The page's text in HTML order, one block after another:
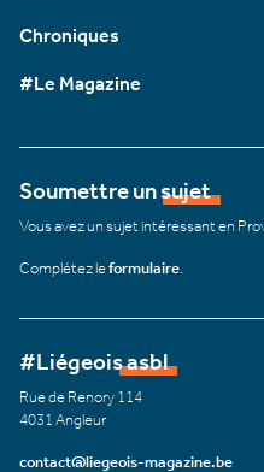
Chroniques
#Le Magazine
Soumettre un sujet
Vous avez un sujet intéressant en
Complétez leformulaire
#Liégeois asbl
Rue de Renory 114
4031 Angleur
contact@liegeois-magazine.be